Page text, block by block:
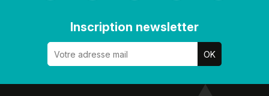
Inscription newsletter